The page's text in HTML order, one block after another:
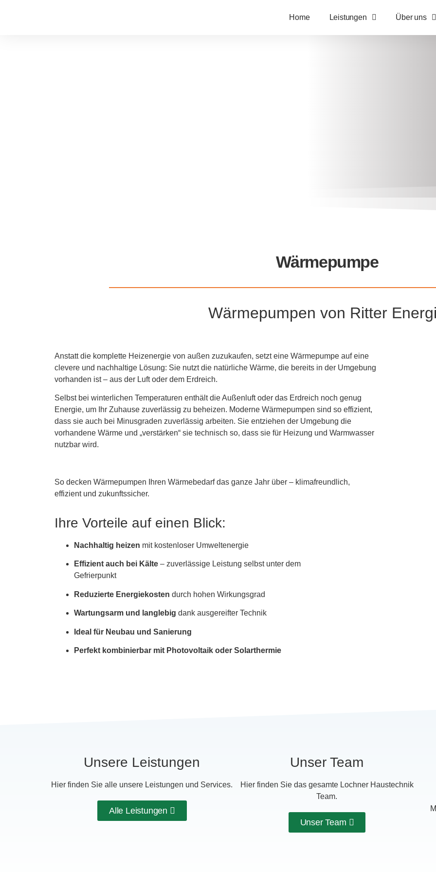
Home Leistungen Über uns
Wärmepumpe
Wärmepumpen von Ritter
Anstatt die komplette Heizenergie von außen zuzukaufen, setzt eine Wärmepumpe auf eine
clevere und nachhaltige Lösung: Sie nutzt die natürliche Wärme, die bereits in der Umgebung
vorhanden ist – aus der Luft oder dem Erdreich.
Selbst bei winterlichen Temperaturen enthält die Außenluft oder das Erdreich noch genug
Energie, um Ihr Zuhause zuverlässig zu beheizen. Moderne Wärmepumpen sind so effizient,
dass sie auch bei Minusgraden zuverlässig arbeiten. Sie entziehen der Umgebung die
vorhandene Wärme und „verstärken“ sie technisch so, dass sie für Heizung und Warmwasser
nutzbar wird.
So decken Wärmepumpen Ihren Wärmebedarf das ganze Jahr über – klimafreundlich,
effizient und zukunftssicher.
Ihre Vorteile auf einen Blick:
Nachhaltig heizen mit kostenloser Umweltenergie
Effizient auch bei Kälte – zuverlässige Leistung selbst unter dem
Gefrierpunkt
Reduzierte Energiekosten durch hohen Wirkungsgrad
Wartungsarm und langlebig dank ausgereifter Technik
Ideal für Neubau und Sanierung
Perfekt kombinierbar mit Photovoltaik oder Solarthermie
Unsere Leistungen
Hier finden Sie alle unsere Leistungen und Services.
Alle Leistungen
Unser Team
Hier finden Sie das gesamte Lochner Haustechnik
Team.
Unser Team